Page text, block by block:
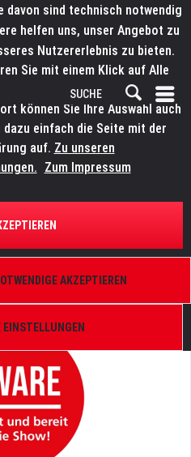
davon sind technisch notwendig
helfen uns, unser Angebot zu
Nutzererlebnis zu bieten.
Sie mit einem Klick auf Alle
finden Sie in den
können Sie Ihre Auswahl auch
einfach die Seite mit der
auf. Zu unseren
Zum Impressum
EINSTELLUNGEN
AKZEPTIEREN